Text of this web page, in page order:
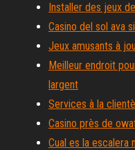
Installer des jeux
Casino del sol ava
Jeux amusants à
Meilleur endroit
largent
Services à la
Casino près de
Cual es la escalera